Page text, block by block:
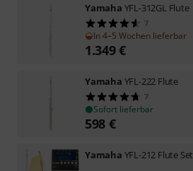
Yamaha YFL-312GL Flute
7
In 4–5 Wochen lieferbar
1.349€
Yamaha YFL-222 Flute
7
Sofort lieferbar
598 €
Yamaha YFL-212 Flute Set